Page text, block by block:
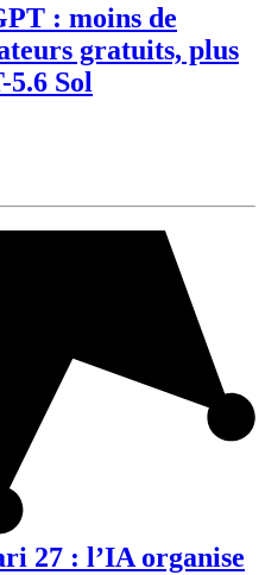
: moins de
gratuits, plus
Sol
27 : l’IA organise